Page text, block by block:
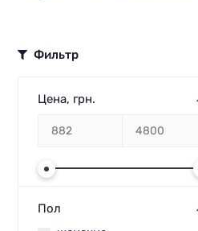
Фильтр
Цена, грн.
Пол